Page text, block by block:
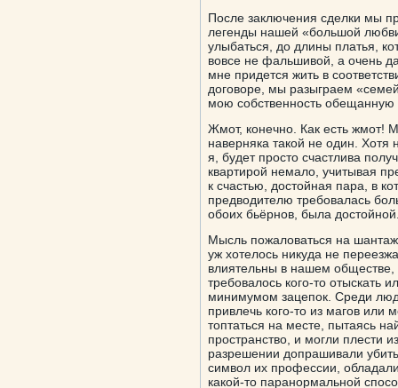
После заключения сделки мы
легенды нашей «большой
улыбаться, до длины платья,
вовсе не фальшивой, а очень
мне придется жить в
договоре, мы разыграем
мою собственность обещанную
Жмот, конечно. Как есть жмот!
наверняка такой не один. Хотя
я, будет просто счастлива
квартирой немало, учитывая
к счастью, достойная пара, в
предводителю требовалась
обоих бьёрнов, была
Мысль пожаловаться на
уж хотелось никуда не
влиятельны в нашем обществе,
требовалось кого-то отыскать
минимумом зацепок. Среди
привлечь кого-то из магов
топтаться на месте, пытаясь
пространство, и могли плести
разрешении допрашивали
символ их профессии,
какой-то паранормальной